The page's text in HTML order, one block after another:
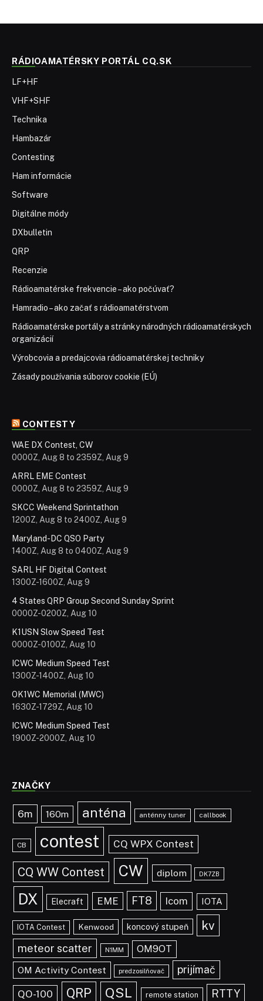
RÁDIOAMATÉRSKY PORTÁL CQ.SK
LF+HF
VHF+SHF
Technika
Hambazár
Contesting
Ham informácie
Software
Digitálne módy
DXbulletin
QRP
Recenzie
Rádioamatérske frekvencie – ako počúvať?
Hamradio – ako začať s rádioamatérstvom
Rádioamatérske portály a stránky národných rádioamatérskych
organizácií
Výrobcovia a predajcovia rádioamatérskej techniky
Zásady používania súborov cookie (EÚ)
CONTESTY
WAE DX Contest, CW
0000Z, Aug 8 to 2359Z, Aug 9
ARRL EME Contest
0000Z, Aug 8 to 2359Z, Aug 9
SKCC Weekend Sprintathon
1200Z, Aug 8 to 2400Z, Aug 9
Maryland-DC QSO Party
1400Z, Aug 8 to 0400Z, Aug 9
SARL HF Digital Contest
1300Z-1600Z, Aug 9
4 States QRP Group Second Sunday Sprint
0000Z-0200Z, Aug 10
K1USN Slow Speed Test
0000Z-0100Z, Aug 10
ICWC Medium Speed Test
1300Z-1400Z, Aug 10
OK1WC Memorial (MWC)
1630Z-1729Z, Aug 10
ICWC Medium Speed Test
1900Z-2000Z, Aug 10
ZNAČKY
6m 160m anténa anténny tuner callbook
CB contest CQ WPX Contest
CQ WW Contest CW diplom DK7ZB
DX Elecraft EME FT8 Icom IOTA
IOTA Contest Kenwood koncový stupeň kv
meteor scatter N1MM
OM9OT
OM Activity Contest
predzosilňovač prijímač
QO-100 QRP QSL remote station RTTY